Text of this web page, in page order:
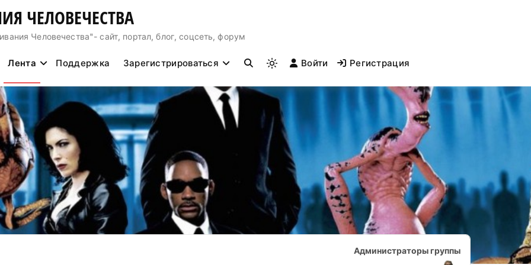
ЧЕЛОВЕЧЕСТВА
Человечества"- сайт, портал, блог, соцсеть, форум
Лента Поддержка Зарегистрироваться
Light
mode
(click
to
switch
dark)
Войти Регистрация
Лидеры
Администраторы группы